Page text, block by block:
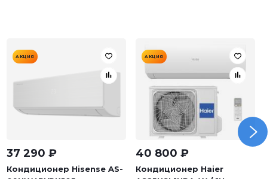
АКЦИЯ
37 290 ₽
Кондиционер Hisense AS-
АКЦИЯ
40 800 ₽
Кондиционер Haier